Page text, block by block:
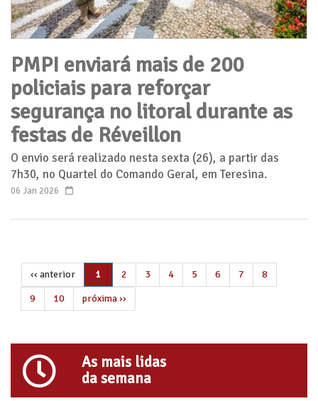
PMPI enviará mais de 200
policiais para reforçar
segurança no litoral durante as
festas de Réveillon
O envio será realizado nesta sexta (26), a partir das
7h30, no Quartel do Comando Geral, em Teresina.
06 Jan 2026
‹‹ anterior 1 2 3 4 5 6 7
8
9
10 próxima ››
As mais lidas
da semana